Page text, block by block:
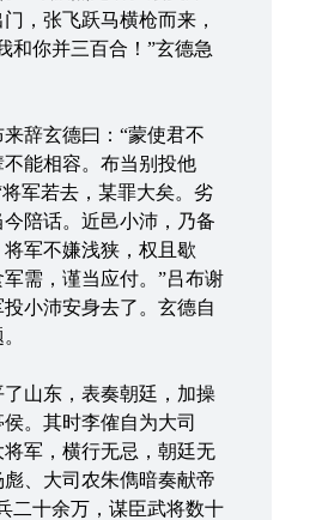
，张飞跃马横枪而来，
和你并三百合！”玄德急
玄德曰：“蒙使君不
能相容。布当别投他
军若去，某罪大矣。劣
陪话。近邑小沛，乃备
军不嫌浅狭，权且歇
需，谨当应付。”吕布谢
小沛安身去了。玄德自
山东，表奏朝廷，加操
。其时李傕自为大司
军，横行无忌，朝廷无
彪、大司农朱儁暗奏献帝
二十余万，谋臣武将数十